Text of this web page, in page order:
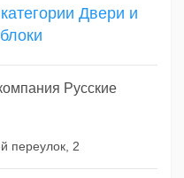
Двери и
Русские
переулок, 2